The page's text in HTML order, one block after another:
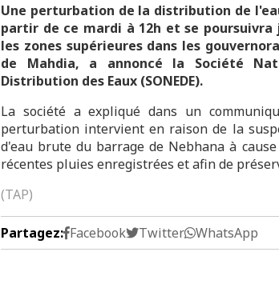
Une perturbation de la distribution de
partir de ce mardi à 12h et se
les zones supérieures dans les
de Mahdia, a annoncé la Société
Distribution des Eaux (SONEDE).
La société a expliqué dans un
perturbation intervient en raison de la
d'eau brute du barrage de Nebhana à
récentes pluies enregistrées et afin de
(TAP)
Partagez: Facebook Twitter WhatsApp